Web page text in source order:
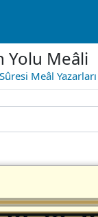
Yolu Meâli
Meâl Yazarları